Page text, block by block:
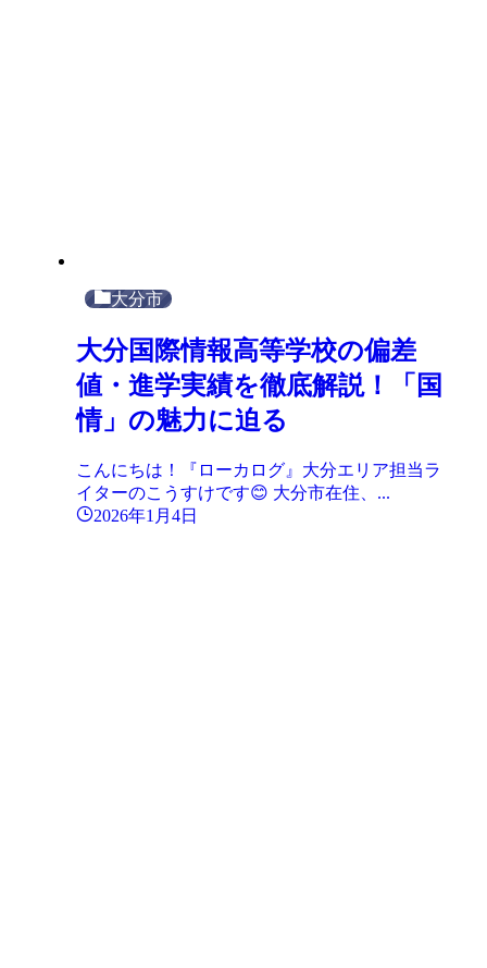
大分市
大分国際情報高等学校の偏差
値・進学実績を徹底解説！「国
情」の魅力に迫る
こんにちは！『ローカログ』大分エリア担当ラ
イターのこうすけです😊 大分市在住、...
2026年1月4日